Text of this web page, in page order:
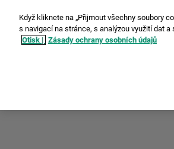
Když kliknete na „Přijmout všechny soubory
s navigací na stránce, s analýzou využití dat
Otisk | Zásady ochrany osobních údajů